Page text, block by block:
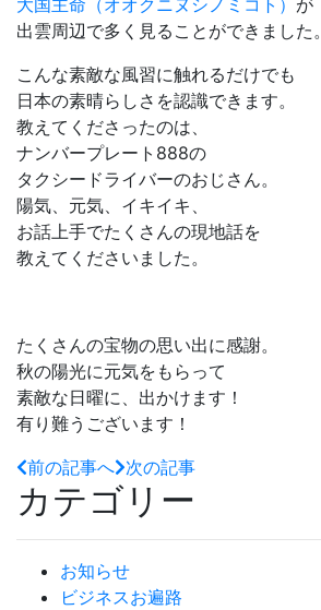
出雲周辺で多く見ることができました。
こんな素敵な風習に触れるだけでも
日本の素晴らしさを認識できます。
教えてくださったのは、
ナンバープレート888の
タクシードライバーのおじさん。
陽気、元気、イキイキ、
お話上手でたくさんの現地話を
教えてくださいました。
たくさんの宝物の思い出に感謝。
秋の陽光に元気をもらって
素敵な日曜に、出かけます！
有り難うございます！
前の記事へ 次の記事
カテゴリー
お知らせ
ビジネスお遍路